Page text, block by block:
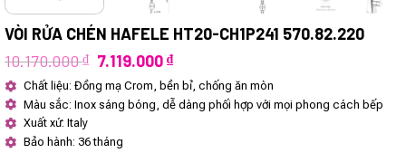
VÒI RỬA CHÉN HAFELE HT20-CH1P241 570.82.220
10.170.000₫ Giá
là:
10.170.000 ₫.
7.119.000₫Giá
hiện
tại
là:
Chất liệu: Đồng mạ Crom, bền bỉ, chống ăn mòn
Màu sắc: Inox sáng bóng, dễ dàng phối hợp với mọi phong cách bếp
Xuất xứ: Italy
Bảo hành: 36 tháng